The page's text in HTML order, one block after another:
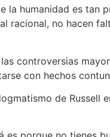
la humanidad es tan
racional, no hacen
controversias
con hechos
de Russell